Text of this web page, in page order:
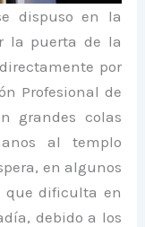
dispuso en la
la puerta de la
por
Profesional de
grandes colas
al templo
en algunos
que dificulta en
debido a los